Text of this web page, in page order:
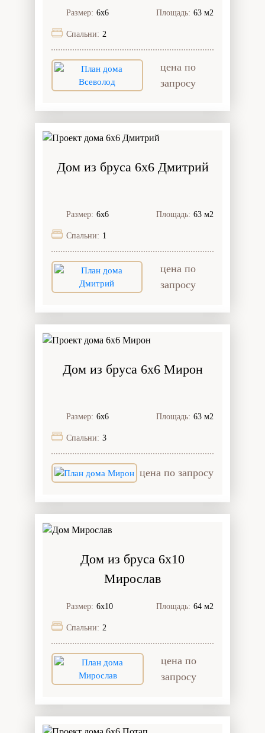
Размер: 6х6 Площадь: 63 м2
Спальни: 2
цена по
запросу
Дом из бруса 6x6 Дмитрий
Размер: 6х6 Площадь: 63 м2
Спальни: 1
цена по
запросу
Дом из бруса 6x6 Мирон
Размер: 6х6 Площадь: 63 м2
Спальни: 3
цена по запросу
Дом из бруса 6x10
Мирослав
Размер: 6х10 Площадь: 64 м2
Спальни: 2
цена по
запросу